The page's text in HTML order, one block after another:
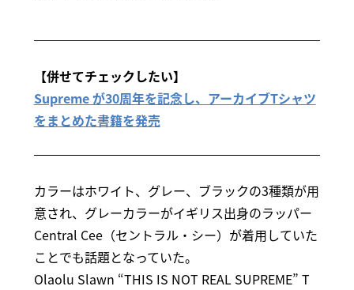
【併せてチェックしたい】
Supreme が30周年を記念し、アーカイブTシャツ
をまとめた書籍を発売
カラーはホワイト、グレー、ブラックの3種類が用
意され、グレーカラーがイギリス出身のラッパー
Central Cee（セントラル・シー）が着用していた
ことでも話題となっていた。
Olaolu Slawn “THIS IS NOT REAL SUPREME” T